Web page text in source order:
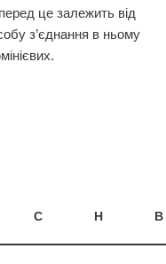
це залежить від
з’єднання в ньому
C H B